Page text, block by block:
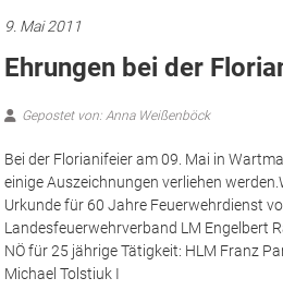
9. Mai 2011
Ehrungen bei der
Gepostet von: Anna Weißenböck
Bei der Florianifeier am 09. Mai in
einige Auszeichnungen verliehen werden.
Urkunde für 60 Jahre Feuerwehrdienst
Landesfeuerwehrverband LM Engelbert
NÖ für 25 jährige Tätigkeit: HLM Franz
Michael Tolstiuk I